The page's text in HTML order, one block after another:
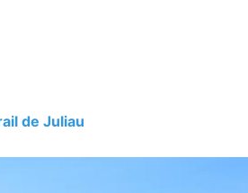
de Juliau